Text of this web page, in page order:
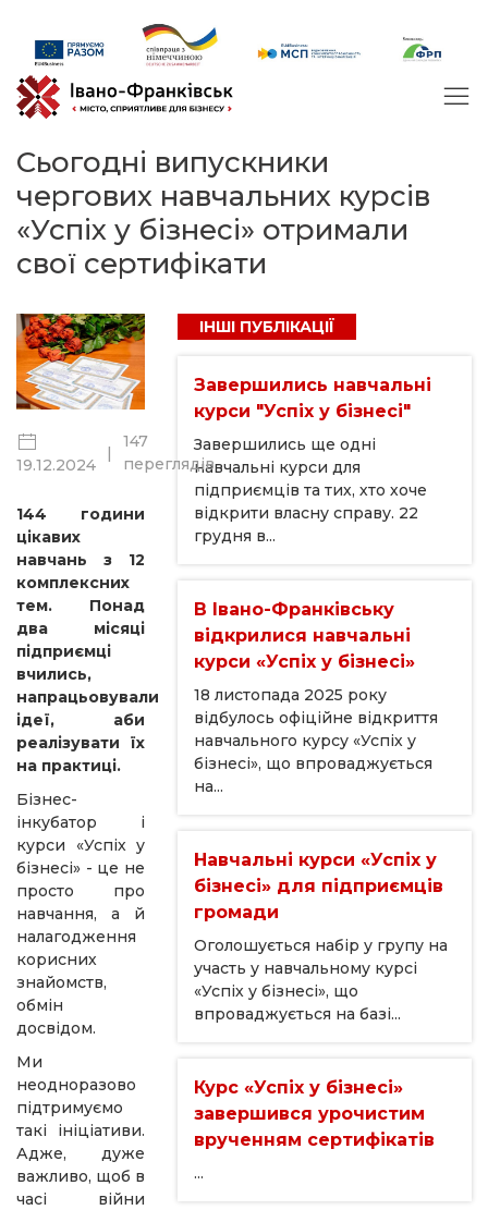
Сьогодні випускники
чергових навчальних курсів
«Успіх у бізнесі» отримали
свої сертифікати
19.12.2024
|
147
переглядів
144 години
цікавих
навчань з 12
комплексних
тем. Понад
два місяці
підприємці
вчились,
напрацьовували
ідеї, аби
реалізувати їх
на практиці.
Бізнес-
інкубатор і
курси «Успіх у
бізнесі» - це не
просто про
навчання, а й
налагодження
корисних
знайомств,
обмін
досвідом.
Ми
неодноразово
підтримуємо
такі ініціативи.
Адже, дуже
важливо, щоб в
часі війни
ІНШІ ПУБЛІКАЦІЇ
Завершились навчальні
курси "Успіх у бізнесі"
Завершились ще одні
навчальні курси для
підприємців та тих, хто хоче
відкрити власну справу. 22
грудня в...
В Івано-Франківську
відкрилися навчальні
курси «Успіх у бізнесі»
18 листопада 2025 року
відбулось офіційне відкриття
навчального курсу «Успіх у
бізнесі», що впроваджується
на...
Навчальні курси «Успіх у
бізнесі» для підприємців
громади
Оголошується набір у групу на
участь у навчальному курсі
«Успіх у бізнесі», що
впроваджується на базі...
Курс «Успіх у бізнесі»
завершився урочистим
врученням сертифікатів
...